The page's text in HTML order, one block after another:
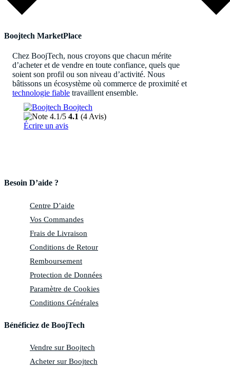
Boojtech MarketPlace
Chez BoojTech, nous croyons que chacun mérite
d’acheter et de vendre en toute confiance, quels que
soient son profil ou son niveau d’activité. Nous
bâtissons un écosystème où commerce de proximité et
technologie fiable travaillent ensemble.
Besoin D’aide ?
Centre D’aide
Vos Commandes
Frais de Livraison
Conditions de Retour
Remboursement
Protection de Données
Paramètre de Cookies
Conditions Générales
Bénéficiez de BoojTech
Vendre sur Boojtech
Acheter sur Boojtech